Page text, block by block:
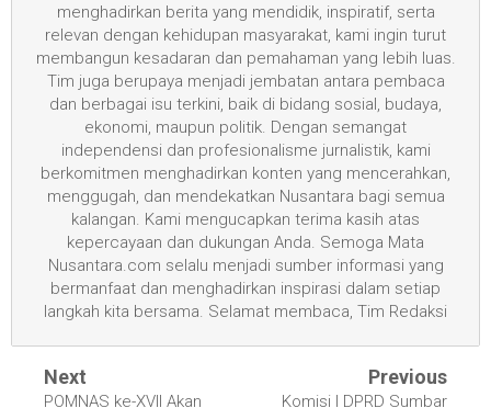
menghadirkan berita yang mendidik, inspiratif, serta
relevan dengan kehidupan masyarakat, kami ingin turut
membangun kesadaran dan pemahaman yang lebih luas.
Tim juga berupaya menjadi jembatan antara pembaca
dan berbagai isu terkini, baik di bidang sosial, budaya,
ekonomi, maupun politik. Dengan semangat
independensi dan profesionalisme jurnalistik, kami
berkomitmen menghadirkan konten yang mencerahkan,
menggugah, dan mendekatkan Nusantara bagi semua
kalangan. Kami mengucapkan terima kasih atas
kepercayaan dan dukungan Anda. Semoga Mata
Nusantara.com selalu menjadi sumber informasi yang
bermanfaat dan menghadirkan inspirasi dalam setiap
langkah kita bersama. Selamat membaca, Tim Redaksi
Next
POMNAS ke-XVII Akan
Previous
Komisi I DPRD Sumbar